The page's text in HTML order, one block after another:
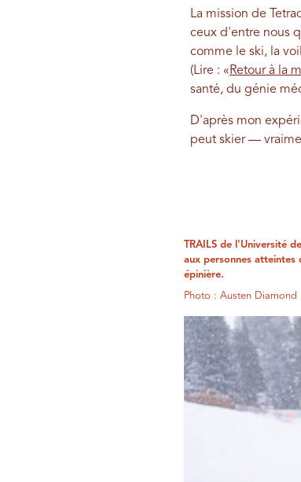
La mission de
ceux d'entre nous
comme le ski, la
(Lire : «Retour à la
santé, du génie
D'après mon
peut skier —
TRAILS de l'Université
aux personnes atteintes
épinière.
Photo : Austen Diamond